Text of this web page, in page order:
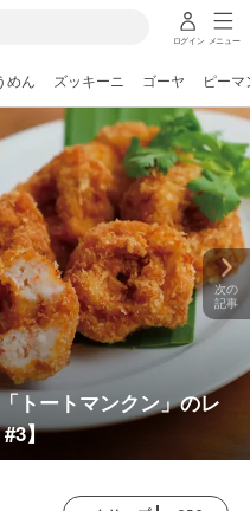
ログイン メニュー
めん ズッキーニ ゴーヤ ピーマ
トートマンクン」のレ
】
次の
記事